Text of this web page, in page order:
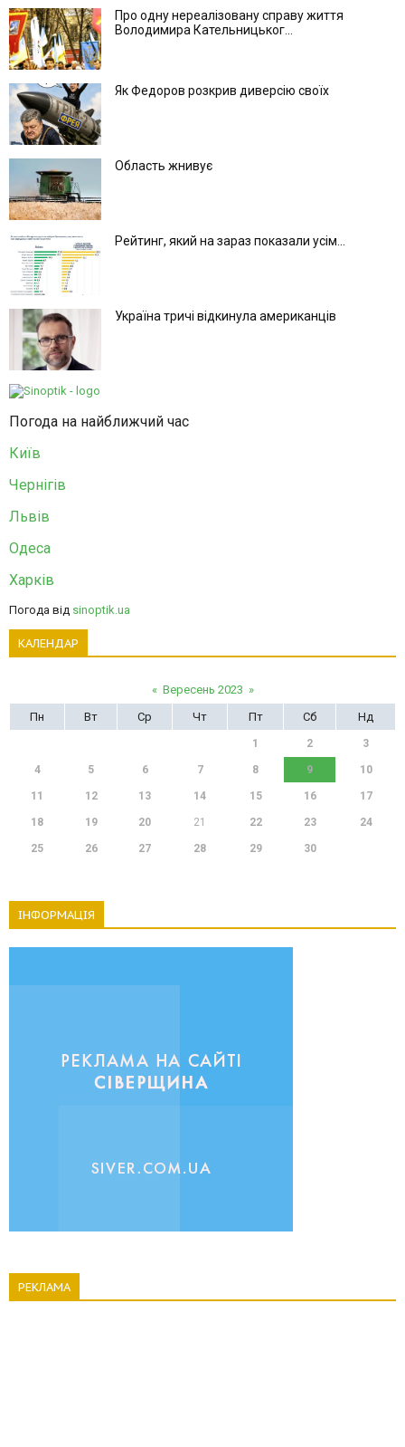
Про одну нереалізовану справу життя
Володимира Кательницьког...
Як Федоров розкрив диверсію своїх
Область жнивує
Рейтинг, який на зараз показали усім...
Україна тричі відкинула американців
Погода на найближчий час
Київ
Чернігів
Львів
Одеса
Харків
Погода від sinoptik.ua
КАЛЕНДАР
« Вересень 2023 »
Пн
Вт Ср Чт Пт Сб Нд
1 2 3
4 5 6 7 8 9 10
11 12 13 14 15 16 17
18 19 20 21 22 23 24
25 26 27 28 29 30
ІНФОРМАЦІЯ
РЕКЛАМА